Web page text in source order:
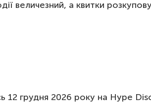
величезний, а квитки
12 грудня 2026 року на Hype